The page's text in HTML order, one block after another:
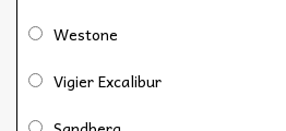
Westone
Vigier Excalibur